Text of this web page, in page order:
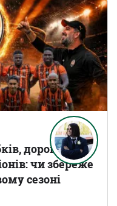
дорогі
чи збереже
сезоні